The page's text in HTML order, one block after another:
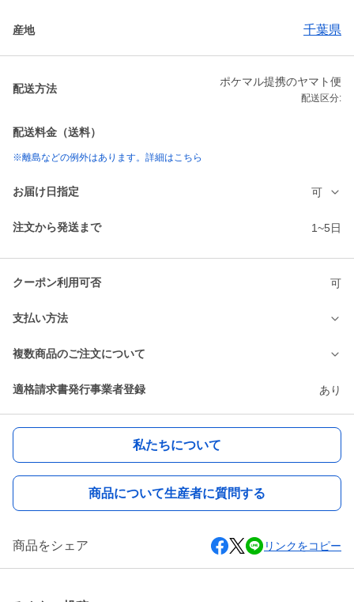
産地 千葉県
配送方法
ポケマル提携のヤマト便
配送区分:
配送料金（送料）
※離島などの例外はあります。詳細はこちら
お届け日指定 可
注文から発送まで 1~5日
クーポン利用可否 可
支払い方法
複数商品のご注文について
適格請求書発行事業者登録 あり
私たちについて
商品について生産者に質問する
商品をシェア リンクをコピー